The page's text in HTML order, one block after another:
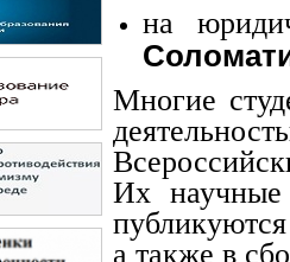
на
Многие
Их
а также в